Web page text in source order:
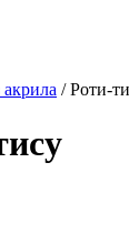
/ Роти-